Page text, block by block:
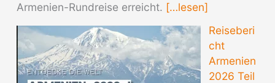
Armenien-Rundreise erreicht. […lesen]
Reiseberi
cht
Armenien
2026 Teil